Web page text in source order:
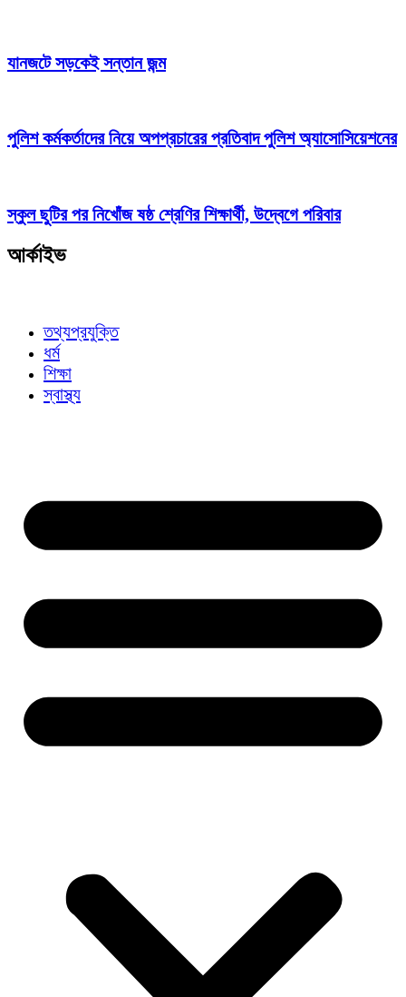
যানজটে সড়কেই সন্তান জন্ম
পুলিশ কর্মকর্তাদের নিয়ে অপপ্রচারের প্রতিবাদ পুলিশ অ্যাসোসিয়েশনের
স্কুল ছুটির পর নিখোঁজ ষষ্ঠ শ্রেণির শিক্ষার্থী, উদ্বেগে পরিবার
আর্কাইভ
তথ্যপ্রযুক্তি
ধর্ম
শিক্ষা
স্বাস্থ্য